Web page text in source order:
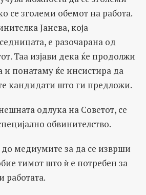
се зголеми обемот на работа.
Јанева, која
е разочарана од
Таа изјави дека ќе продолжи
и понатаму ќе инсистира да
кандидати што ги предложи.
одлука на Советот, се
обвинителство.
до медиумите за да се изврши
тимот што ѝ е потребен за
работата.